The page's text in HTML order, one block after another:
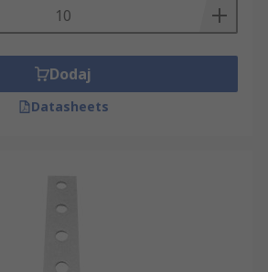
Dodaj
Datasheets